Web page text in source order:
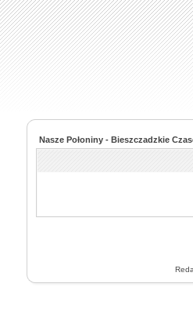
Nasze Połoniny - Bieszczadzkie